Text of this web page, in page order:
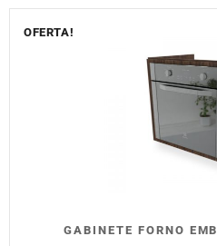
OFERTA!
GABINETE FORNO